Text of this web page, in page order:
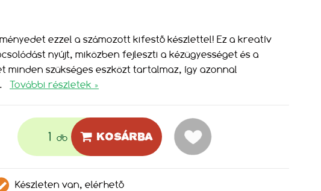
ezzel a számozott kifestő készlettel! Ez a kreatív
nyújt, miközben fejleszti a kézügyességet és a
minden szükséges eszközt tartalmaz, így azonnal
További részletek »
db KOSÁRBA
Készleten van, elérhető